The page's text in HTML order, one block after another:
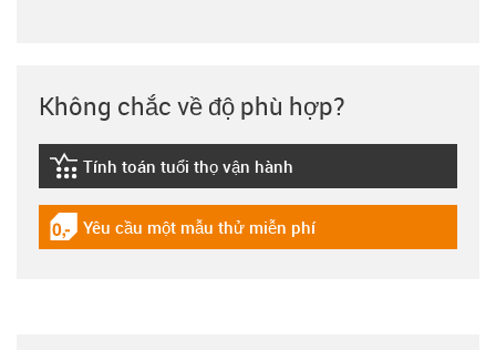
Không chắc về độ phù hợp?
igus-icon-lebensdauerrechner
Tính toán tuổi thọ vận hành
igus-icon-gratismuster
Yêu cầu một mẫu thử miễn phí